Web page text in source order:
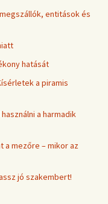
entitások és
hatását
a piramis
a harmadik
a mezőre – mikor az
jó szakembert!